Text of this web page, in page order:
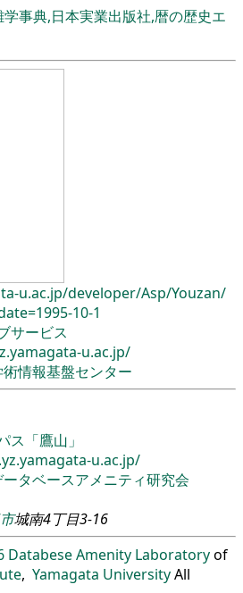
事典,日本実業出版社,暦の歴史エ
u.ac.jp/developer/Asp/Youzan/
10-1
サービス
u.ac.jp/
術情報基盤センター
ス「鷹山」
u.ac.jp/
ータベースアメニティ研究会
城南4丁目3-16
Databese Amenity Laboratoryof
, Yamagata UniversityAll